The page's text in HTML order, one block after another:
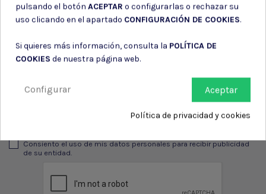
Puede darse de baja en cualquier momento. Para ello, consulte nuestra
información de contacto en el aviso legal.
Consiento el uso de mis datos para los fines indicados en la
Consiento el uso de mis datos personales para recibir publicidad
de su entidad.
pulsando el botón ACEPTAR o configurarlas o rechazar su
uso clicando en el apartado CONFIGURACIÓN DE COOKIES.
Si quieres más información, consulta la POLÍTICA DE
COOKIES de nuestra página web.
Aceptar
Configurar
Política de privacidad y cookies